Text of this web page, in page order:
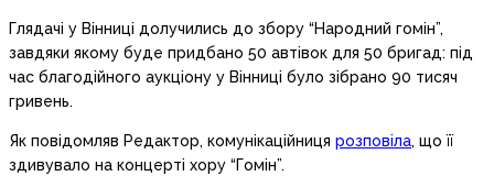
Глядачі у Вінниці долучились до збору “Народний гомін”,
завдяки якому буде придбано 50 автівок для 50 бригад: під
час благодійного аукціону у Вінниці було зібрано 90 тисяч
гривень.
Як повідомляв Редактор, комунікаційниця розповіла, що її
здивувало на концерті хору “Гомін”.